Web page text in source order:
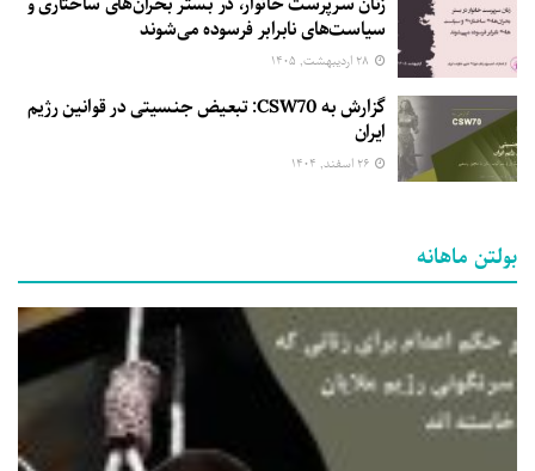
سیاست‌های نابرابر فرسوده می‌شوند
گزارش به CSW70: تبعیض جنسیتی در قوانین رژیم
ایران
بولتن ماهانه